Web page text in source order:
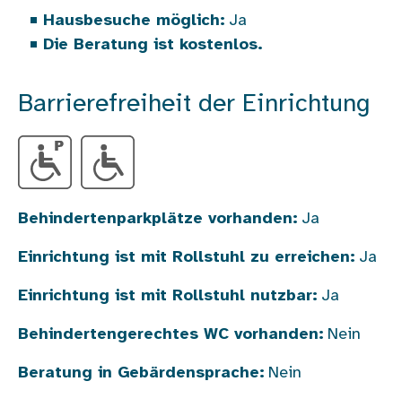
Hausbesuche möglich: Ja
Die Beratung ist kostenlos.
Barrierefreiheit der Einrichtung
Behindertenparkplätze vorhanden: Ja
Einrichtung ist mit Rollstuhl zu erreichen: Ja
Einrichtung ist mit Rollstuhl nutzbar: Ja
Behindertengerechtes WC vorhanden: Nein
Beratung in Gebärdensprache: Nein